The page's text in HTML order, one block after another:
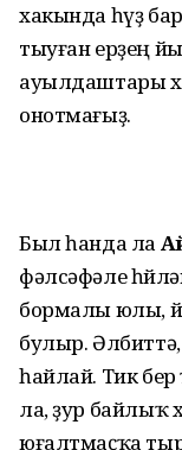
хакында һүҙ
тыуған ерҙең
ауылдаштары
онотмағыҙ.
Был һанда ла
фәлсәфәле
бормалы юлы,
булыр.
һайлай. Тик
ла, ҙур байлыҡ
юғалтмаҫҡа